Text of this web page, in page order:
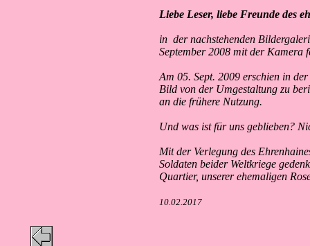
Liebe Leser, liebe Freunde des
in der nachstehenden
September 2008 mit der Kamera
Am 05. Sept. 2009 erschien in
Bild von der Umgestaltung zu
an die frühere Nutzung.
Und was ist für uns geblieben?
Mit der Verlegung des
Soldaten beider Weltkriege
Quartier, unserer ehemaligen
10.02.2017